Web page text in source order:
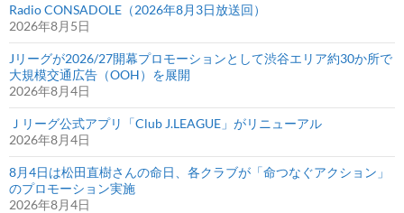
Radio CONSADOLE（2026年8月3日放送回）
2026年8月5日
Jリーグが2026/27開幕プロモーションとして渋谷エリア約30か所で
大規模交通広告（OOH）を展開
2026年8月4日
Ｊリーグ公式アプリ「Club J.LEAGUE」がリニューアル
2026年8月4日
8月4日は松田直樹さんの命日、各クラブが「命つなぐアクション」
のプロモーション実施
2026年8月4日